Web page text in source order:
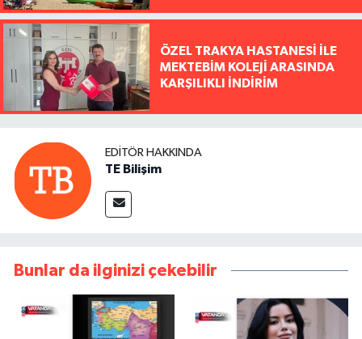
ÖZEL TRAKYA HASTANESİ İLE
MEKTEBİM KOLEJİ ARASINDA
KARŞILIKLI İNDİRİM
EDITÖR HAKKINDA
TE Bilişim
Bunlar da ilginizi çekebilir